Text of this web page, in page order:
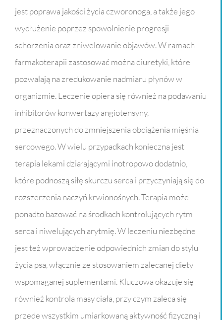
jest poprawa jakości życia czworonoga, a także jego
wydłużenie poprzez spowolnienie progresji
schorzenia oraz zniwelowanie objawów. W ramach
farmakoterapii zastosować można diuretyki, które
pozwalają na zredukowanie nadmiaru płynów w
organizmie. Leczenie opiera się również na podawaniu
inhibitorów konwertazy angiotensyny,
przeznaczonych do zmniejszenia obciążenia mięśnia
sercowego. W wielu przypadkach konieczna jest
terapia lekami działającymi inotropowo dodatnio,
które podnoszą siłę skurczu serca i przyczyniają się do
rozszerzenia naczyń krwionośnych. Terapia może
ponadto bazować na środkach kontrolujących rytm
serca i niwelujących arytmię. W leczeniu niezbędne
jest też wprowadzenie odpowiednich zmian do stylu
życia psa, włącznie ze stosowaniem zalecanej diety
wspomaganej suplementami. Kluczowa okazuje się
również kontrola masy ciała, przy czym zaleca się
przede wszystkim umiarkowaną aktywność fizyczną i